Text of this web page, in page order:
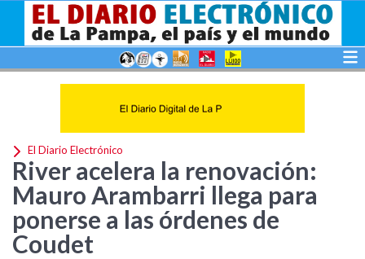
El Diario Electrónico
River acelera la renovación:
Mauro Arambarri llega para
ponerse a las órdenes de
Coudet